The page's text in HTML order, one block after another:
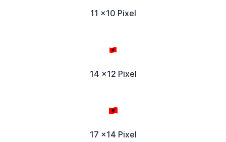
11 x10 Pixel
14 x12 Pixel
17 x14 Pixel